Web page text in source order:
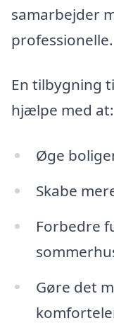
samarbejder
professionelle.
En tilbygning
hjælpe med at:
Øge
Skabe
Forbedre
Gøre det